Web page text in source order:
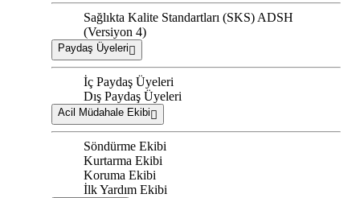
Sağlıkta Kalite Standartları (SKS) ADSH
(Versiyon 4)
Paydaş Üyeleri
İç Paydaş Üyeleri
Dış Paydaş Üyeleri
Acil Müdahale Ekibi
Söndürme Ekibi
Kurtarma Ekibi
Koruma Ekibi
İlk Yardım Ekibi